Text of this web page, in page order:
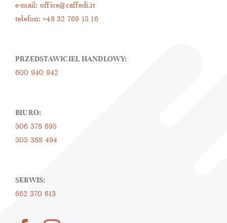
e-mail: office@caffedi.it
telefon: +48 32 769 15 16
PRZEDSTAWICIEL HANDLOWY:
600 940 942
BIURO:
506 378 695
505 388 494
SERWIS:
662 370 613